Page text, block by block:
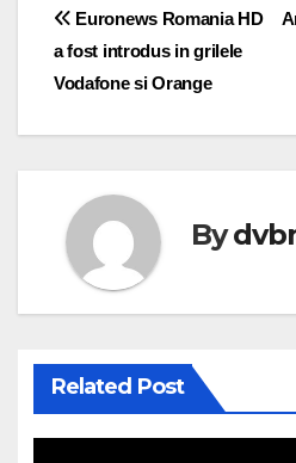
Post
navigation
Euronews Romania HD
a fost introdus in grilele
Vodafone si Orange
By
Related Post